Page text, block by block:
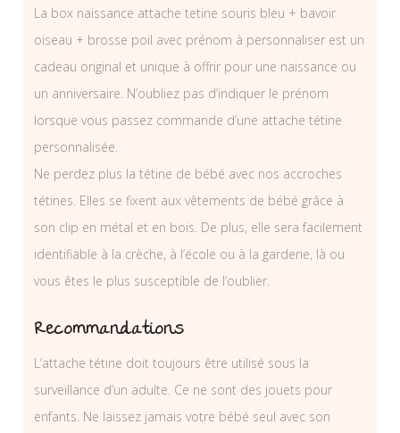
La box naissance attache tetine souris bleu + bavoir
oiseau + brosse poil avec prénom à personnaliser est un
cadeau original et unique à offrir pour une naissance ou
un anniversaire. N’oubliez pas d’indiquer le prénom
lorsque vous passez commande d’une attache tétine
personnalisée.
Ne perdez plus la tétine de bébé avec nos accroches
tétines. Elles se fixent aux vêtements de bébé grâce à
son clip en métal et en bois. De plus, elle sera facilement
identifiable à la crèche, à l’école ou à la garderie, là ou
vous êtes le plus susceptible de l’oublier.
Recommandations
L’attache tétine doit toujours être utilisé sous la
surveillance d’un adulte. Ce ne sont des jouets pour
enfants. Ne laissez jamais votre bébé seul avec son